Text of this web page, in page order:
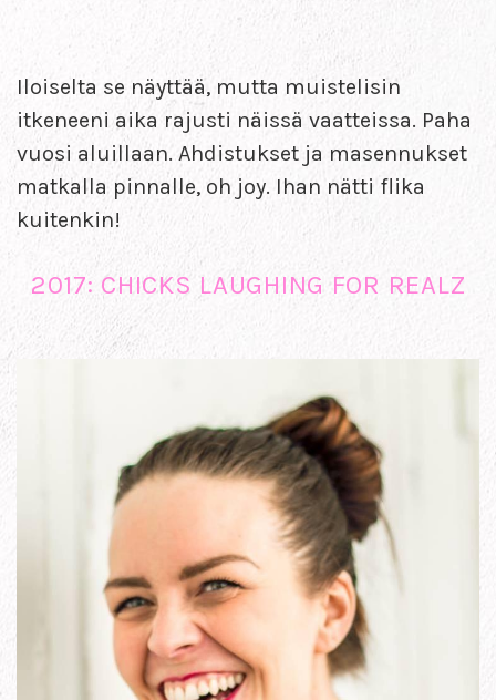
Iloiselta se näyttää, mutta muistelisin
itkeneeni aika rajusti näissä vaatteissa. Paha
vuosi aluillaan. Ahdistukset ja masennukset
matkalla pinnalle, oh joy. Ihan nätti flika
kuitenkin!
2017: CHICKS LAUGHING FOR REALZ